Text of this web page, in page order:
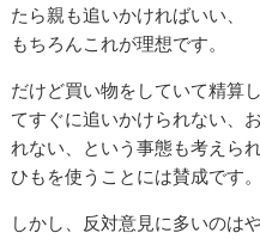
たら親も追いかければいい、
もちろんこれが理想です。
だけど買い物をしていて精算
てすぐに追いかけられない、
れない、という事態も考えら
ひもを使うことには賛成です。
しかし、反対意見に多いのは